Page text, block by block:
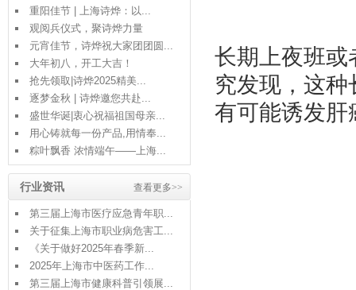
重阳佳节 | 上海诗烨：以...
观阅兵仪式，聚诗烨力量
元宵佳节，诗烨祝大家团团圆...
大年初八，开工大吉！
抢先领取|诗烨2025精美...
逐梦金秋 | 诗烨邀您共赴...
盛世华诞|衷心祝福祖国母亲...
用心铸就每一份产品,用情奉...
粽叶飘香 浓情端午——上海...
查看更多>>
行业资讯
第三届上海市医疗应急青年职...
关于征集上海市职业病危害工...
《关于做好2025年春季新...
2025年上海市中医药工作...
第三届上海市健康科普引领展...
长期上夜班或
究发现，这
有可能诱发肝